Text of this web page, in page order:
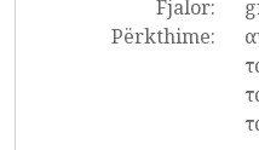
Fjalor:
Përkthime: